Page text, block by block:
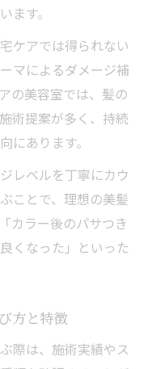
ができる美容室選
渋谷美容室
髪質改善メニュー
功させるポイン
め髪質改善サービ
ます。
ケアでは得られない
マによるダメージ補
の美容室では、髪の
術提案が多く、持続
にあります。
レベルを丁寧にカウ
ことで、理想の美髪
カラー後のパサつき
くなった」といった
方と特徴
際は、施術実績やス